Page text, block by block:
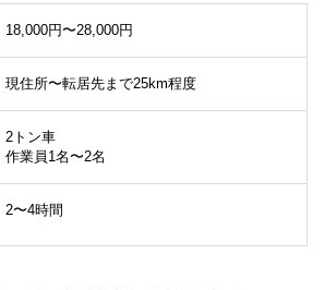
18,000円〜28,000円
現住所〜転居先まで25km程度
2トン車
作業員1名〜2名
2〜4時間